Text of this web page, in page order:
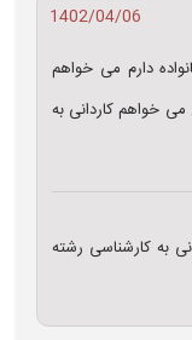
1402/04/06
دارم می خواهم
خواهم کاردانی به
به کارشناسی رشته